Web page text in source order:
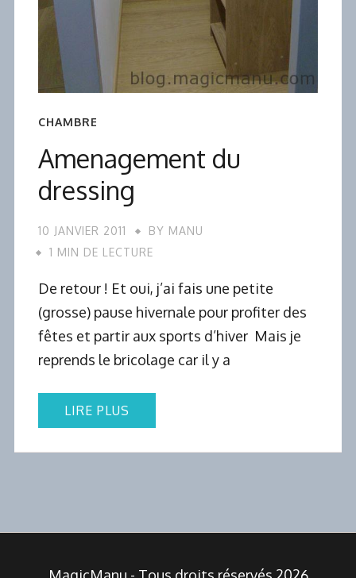
CHAMBRE
Amenagement du
dressing
10 JANVIER 2011 BY MANU
1 MIN DE LECTURE
De retour ! Et oui, j’ai fais une petite
(grosse) pause hivernale pour profiter des
fêtes et partir aux sports d’hiver Mais je
reprends le bricolage car il y a
LIRE PLUS
MagicManu - Tous droits réservés 2026